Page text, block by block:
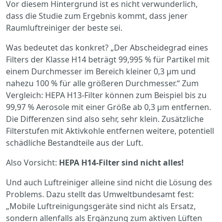
Vor diesem Hintergrund ist es nicht verwunderlich,
dass die Studie zum Ergebnis kommt, dass jener
Raumluftreiniger der beste sei.
Was bedeutet das konkret? „Der Abscheidegrad eines
Filters der Klasse H14 beträgt 99,995 % für Partikel mit
einem Durchmesser im Bereich kleiner 0,3 μm und
nahezu 100 % für alle größeren Durchmesser.“ Zum
Vergleich: HEPA H13-Filter können zum Beispiel bis zu
99,97 % Aerosole mit einer Größe ab 0,3 μm entfernen.
Die Differenzen sind also sehr, sehr klein. Zusätzliche
Filterstufen mit Aktivkohle entfernen weitere, potentiell
schädliche Bestandteile aus der Luft.
Also Vorsicht: HEPA H14-Filter sind nicht alles!
Und auch Luftreiniger alleine sind nicht die Lösung des
Problems. Dazu stellt das Umweltbundesamt fest:
„Mobile Luftreinigungsgeräte sind nicht als Ersatz,
sondern allenfalls als Ergänzung zum aktiven Lüften